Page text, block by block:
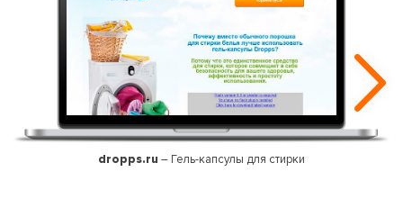
dropps.ru – Гель-капсулы для стирки